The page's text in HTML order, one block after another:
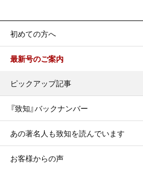
初めての方へ
最新号のご案内
ピックアップ記事
『致知』バックナンバー
あの著名人も致知を読んでいます
お客様からの声